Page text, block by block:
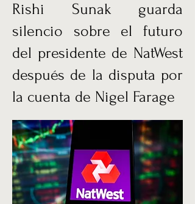
Rishi Sunak guarda
silencio sobre el futuro
del presidente de NatWest
después de la disputa por
la cuenta de Nigel Farage